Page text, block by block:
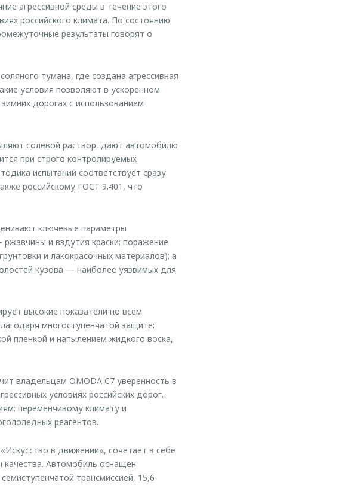
агрессивной среды в течение этого
российского климата. По состоянию
результаты говорят о
тумана, где создана агрессивная
условия позволяют в ускоренном
дорогах с использованием
солевой раствор, дают автомобилю
при строго контролируемых
испытаний соответствует сразу
российскому ГОСТ 9.401, что
ключевые параметры
и вздутия краски; поражение
и лакокрасочных материалов); а
кузова — наиболее уязвимых для
высокие показатели по всем
многоступенчатой защите:
пленкой и напылением жидкого воска,
владельцам OMODA C7 уверенность в
условиях российских дорог.
переменчивому климату и
реагентов.
в движении», сочетает в себе
качества. Автомобиль оснащён
трансмиссией, 15,6-